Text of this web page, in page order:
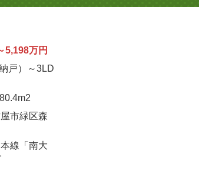
5,198万円
戸）～3LD
2
市緑区森
本線「南大